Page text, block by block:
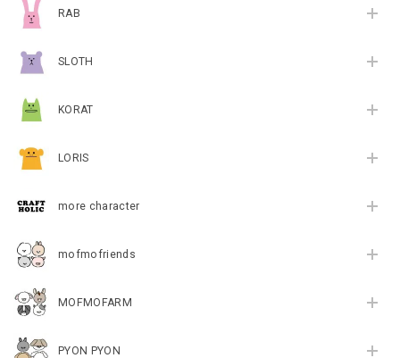
RAB
SLOTH
KORAT
LORIS
more character
mofmofriends
MOFMOFARM
PYON PYON